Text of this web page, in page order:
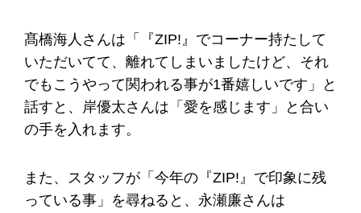
髙橋海人さんは「『ZIP!』でコーナー持たして
いただいてて、離れてしまいましたけど、それ
でもこうやって関われる事が1番嬉しいです」と
話すと、岸優太さんは「愛を感じます」と合い
の手を入れます。
また、スタッフが「今年の『ZIP!』で印象に残
っている事」を尋ねると、永瀬廉さんは